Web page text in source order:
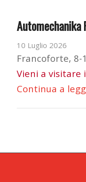
10 Luglio 2026
Francoforte, 8-
Vieni a visitare
Continua a